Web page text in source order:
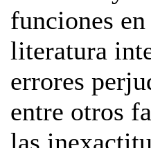
funciones
literatura
errores
entre otros
las